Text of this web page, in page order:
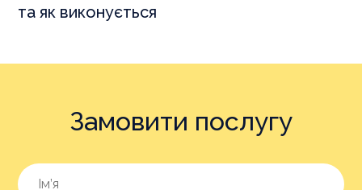
та як виконується
Замовити послугу